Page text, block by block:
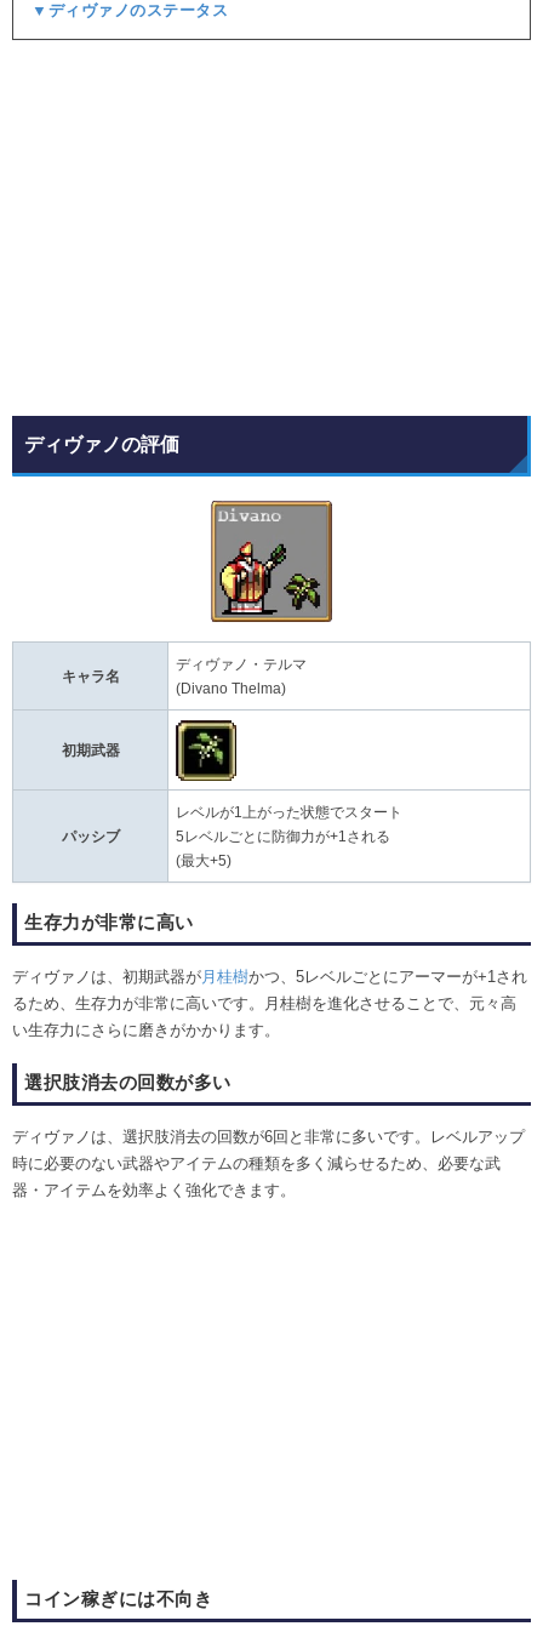
▼ディヴァノのステータス
ディヴァノの評価
キャラ名
ディヴァノ・テルマ
(Divano Thelma)
初期武器
パッシブ
レベルが1上がった状態でスタート
5レベルごとに防御力が+1される
(最大+5)
生存力が非常に高い
ディヴァノは、初期武器が月桂樹かつ、5レベルごとにアーマーが+1され
るため、生存力が非常に高いです。月桂樹を進化させることで、元々高
い生存力にさらに磨きがかかります。
選択肢消去の回数が多い
ディヴァノは、選択肢消去の回数が6回と非常に多いです。レベルアップ
時に必要のない武器やアイテムの種類を多く減らせるため、必要な武
器・アイテムを効率よく強化できます。
コイン稼ぎには不向き